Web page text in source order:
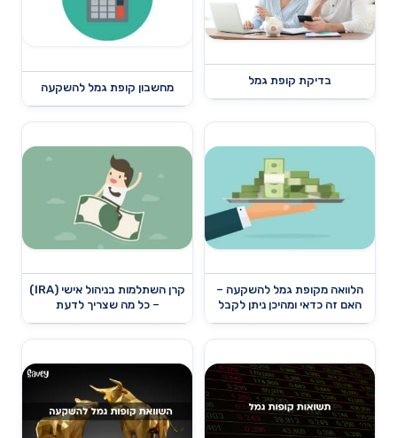
בדיקת קופת גמל
מחשבון קופת גמל להשקעה
הלוואה מקופת גמל להשקעה –
האם זה כדאי ומהיכן ניתן לקבל
קרן השתלמות בניהול אישי (IRA)
– כל מה שצריך לדעת